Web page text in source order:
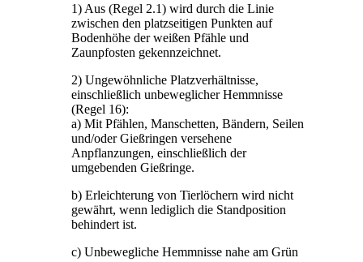
1) Aus (Regel 2.1) wird durch die Linie
zwischen den platzseitigen Punkten auf
Bodenhöhe der weißen Pfähle und
Zaunpfosten gekennzeichnet.
2) Ungewöhnliche Platzverhältnisse,
einschließlich unbeweglicher Hemmnisse
(Regel 16):
a) Mit Pfählen, Manschetten, Bändern, Seilen
und/oder Gießringen versehene
Anpflanzungen, einschließlich der
umgebenden Gießringe.
b) Erleichterung von Tierlöchern wird nicht
gewährt, wenn lediglich die Standposition
behindert ist.
c) Unbewegliche Hemmnisse nahe am Grün